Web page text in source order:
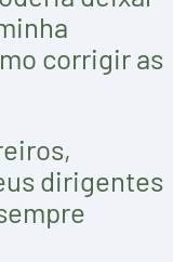
corrigir as
dirigentes